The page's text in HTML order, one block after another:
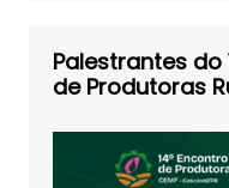
Palestrantes do
de Produtoras